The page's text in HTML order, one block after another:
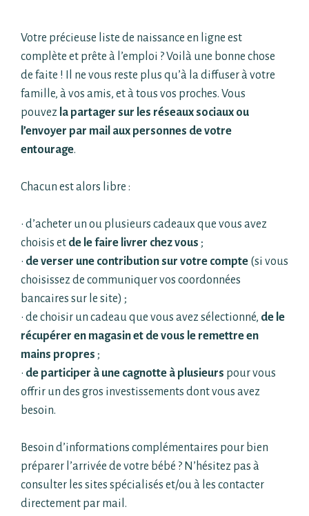
Votre précieuse liste de naissance en ligne est
complète et prête à l’emploi ? Voilà une bonne chose
de faite ! Il ne vous reste plus qu’à la diffuser à votre
famille, à vos amis, et à tous vos proches. Vous
pouvez la partager sur les réseaux sociaux ou
l’envoyer par mail aux personnes de votre
entourage.
Chacun est alors libre :
• d’acheter un ou plusieurs cadeaux que vous avez
choisis et de le faire livrer chez vous ;
• deverser une contribution sur votre compte (si vous
choisissez de communiquer vos coordonnées
bancaires sur le site) ;
• de choisir un cadeau que vous avez sélectionné, de le
récupérer en magasin et de vous le remettre en
mains propres ;
• de participer à une cagnotte à plusieurs pour vous
offrir un des gros investissements dontvous avez
besoin.
Besoin d’informations complémentaires pour bien
préparer l’arrivée de votre bébé ? N’hésitez pas à
consulter les sites spécialisés et/ou à les contacter
directement par mail.